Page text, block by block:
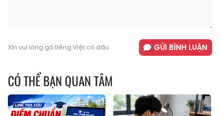
Xin vui lòng gõ tiếng Việt có dấu GỬI BÌNH LUẬN
CÓ THỂ BẠN QUAN TÂM